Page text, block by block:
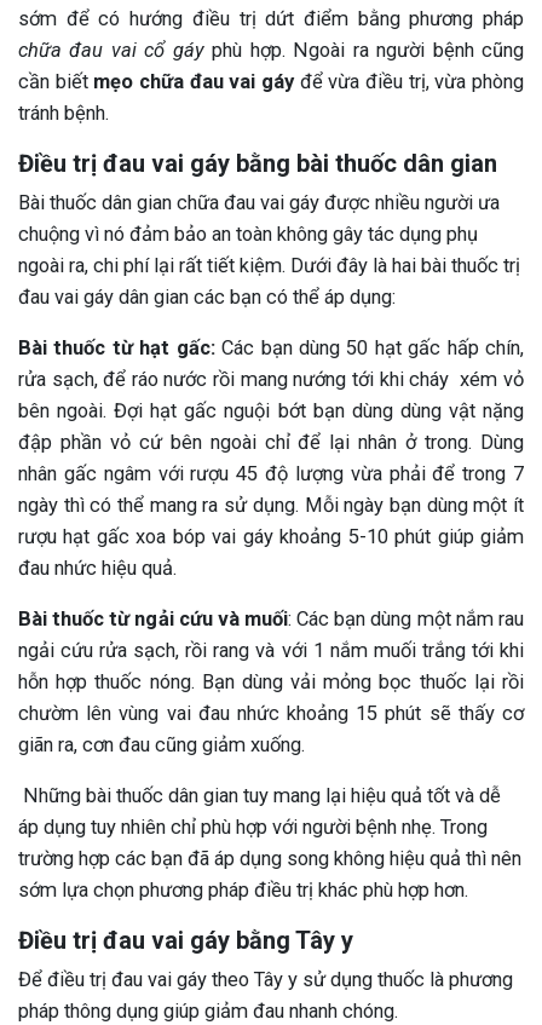
sớm để có hướng điều trị dứt điểm bằng phương pháp
chữa đau vai cổ gáyphù hợp. Ngoài ra người bệnh cũng
cần biết mẹo chữa đau vai gáyđể vừa điều trị, vừa phòng
tránh bệnh.
Điều trị đau vai gáy bằng bài thuốc dân gian
Bài thuốc dân gian chữa đau vai gáy được nhiều người ưa
chuộng vì nó đảm bảo an toàn không gây tác dụng phụ
ngoài ra, chi phí lại rất tiết kiệm. Dưới đây là hai bài thuốc trị
đau vai gáy dân gian các bạn có thể áp dụng:
Bài thuốc từ hạt gấc:Các bạn dùng 50 hạt gấc hấp chín,
rửa sạch, để ráo nước rồi mang nướng tới khi cháy xém vỏ
bên ngoài. Đợi hạt gấc nguội bớt bạn dùng dùng vật nặng
đập phần vỏ cứ bên ngoài chỉ để lại nhân ở trong. Dùng
nhân gấc ngâm với rượu 45 độ lượng vừa phải để trong 7
ngày thì có thể mang ra sử dụng. Mỗi ngày bạn dùng một ít
rượu hạt gấc xoa bóp vai gáy khoảng 5-10 phút giúp giảm
đau nhức hiệu quả.
Bài thuốc từ ngải cứu và muối: Các bạn dùng một nắm rau
ngải cứu rửa sạch, rồi rang và với 1 nắm muối trắng tới khi
hỗn hợp thuốc nóng. Bạn dùng vải mỏng bọc thuốc lại rồi
chườm lên vùng vai đau nhức khoảng 15 phút sẽ thấy cơ
giãn ra, cơn đau cũng giảm xuống.
Những bài thuốc dân gian tuy mang lại hiệu quả tốt và dễ
áp dụng tuy nhiên chỉ phù hợp với người bệnh nhẹ. Trong
trường hợp các bạn đã áp dụng song không hiệu quả thì nên
sớm lựa chọn phương pháp điều trị khác phù hợp hơn.
Điều trị đau vai gáy bằng Tây y
Để điều trị đau vai gáy theo Tây y sử dụng thuốc là phương
pháp thông dụng giúp giảm đau nhanh chóng.